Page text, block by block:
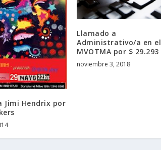
Jimi Hendrix por
Llamado a
Administrativo/a en el
MVOTMA por $ 29.293
noviembre 3, 2018